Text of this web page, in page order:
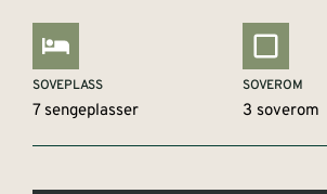
SOVEPLASS
7 sengeplasser
SOVEROM
3 soverom